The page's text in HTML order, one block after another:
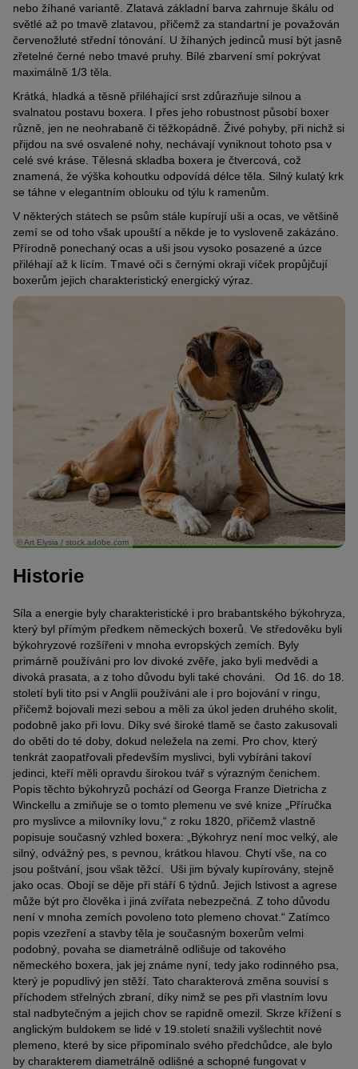
nebo žíhané variantě. Zlatavá základní barva zahrnuje škálu od
světlé až po tmavě zlatavou, přičemž za standartní je považován
červenožluté střední tónování. U žíhaných jedinců musí být jasně
zřetelné černé nebo tmavé pruhy. Bílé zbarvení smí pokrývat
maximálně 1/3 těla.
Krátká, hladká a těsně přiléhající srst zdůrazňuje silnou a
svalnatou postavu boxera. I přes jeho robustnost působí boxer
různě, jen ne neohrabaně či těžkopádně. Živé pohyby, při nichž si
přijdou na své osvalené nohy, nechávají vyniknout tohoto psa v
celé své kráse. Tělesná skladba boxera je čtvercová, což
znamená, že výška kohoutku odpovídá délce těla. Silný kulatý krk
se táhne v elegantním oblouku od týlu k ramenům.
V některých státech se psům stále kupírují uši a ocas, ve většině
zemí se od toho však upouští a někde je to vysloveně zakázáno.
Přírodně ponechaný ocas a uši jsou vysoko posazené a úzce
přiléhají až k lícím. Tmavé oči s černými okraji víček propůjčují
boxerům jejich charakteristický energický výraz.
© Art Elysia / stock.adobe.com
Historie
Síla a energie byly charakteristické i pro brabantského býkohryza,
který byl přímým předkem německých boxerů. Ve středověku byli
býkohryzové rozšířeni v mnoha evropských zemích. Byly
primárně používáni pro lov divoké zvěře, jako byli medvědi a
divoká prasata, a z toho důvodu byli také chováni. Od 16. do 18.
století byli tito psi v Anglii používáni ale i pro bojování v ringu,
přičemž bojovali mezi sebou a měli za úkol jeden druhého skolit,
podobně jako při lovu. Díky své široké tlamě se často zakusovali
do oběti do té doby, dokud neležela na zemi. Pro chov, který
tenkrát zaopatřovali především myslivci, byli vybíráni takoví
jedinci, kteří měli opravdu širokou tvář s výrazným čenichem.
Popis těchto býkohryzů pochází od Georga Franze Dietricha z
Winckellu a zmiňuje se o tomto plemenu ve své knize „Příručka
pro myslivce a milovníky lovu,“ z roku 1820, přičemž vlastně
popisuje současný vzhled boxera: „Býkohryz není moc velký, ale
silný, odvážný pes, s pevnou, krátkou hlavou. Chytí vše, na co
jsou poštvání, jsou však těžcí. Uši jim bývaly kupírovány, stejně
jako ocas. Obojí se děje při stáří 6 týdnů. Jejich lstivost a agrese
může být pro člověka i jiná zvířata nebezpečná. Z toho důvodu
není v mnoha zemích povoleno toto plemeno chovat.“ Zatímco
popis vzezření a stavby těla je současným boxerům velmi
podobný, povaha se diametrálně odlišuje od takového
německého boxera, jak jej známe nyní, tedy jako rodinného psa,
který je popudlivý jen stěží. Tato charakterová změna souvisí s
příchodem střelných zbraní, díky nimž se pes při vlastním lovu
stal nadbytečným a jejich chov se rapidně omezil. Skrze křížení s
anglickým buldokem se lidé v 19.století snažili vyšlechtit nové
plemeno, které by sice připomínalo svého předchůdce, ale bylo
by charakterem diametrálně odlišné a schopné fungovat v